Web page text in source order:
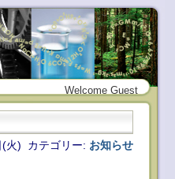
Welcome Guest
火) カテゴリー: お知らせ